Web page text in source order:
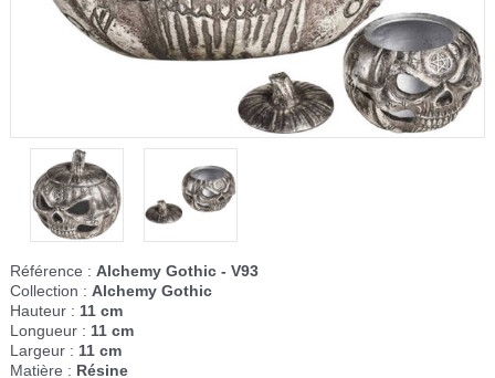
Référence : Alchemy Gothic - V93
Collection : Alchemy Gothic
Hauteur : 11 cm
Longueur : 11 cm
Largeur : 11 cm
Matière : Résine